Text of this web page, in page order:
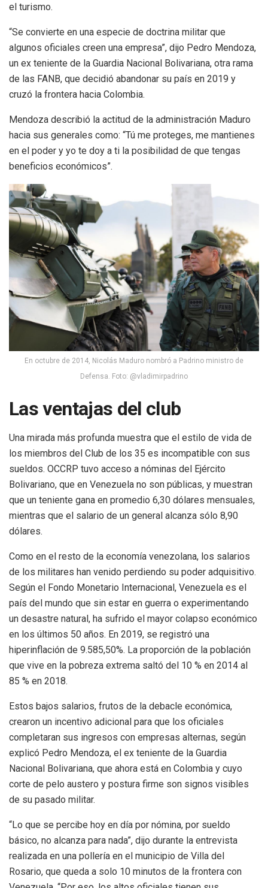
el turismo.
“Se convierte en una especie de doctrina militar que
algunos oficiales creen una empresa”, dijo Pedro Mendoza,
un ex teniente de la Guardia Nacional Bolivariana, otra rama
de las FANB, que decidió abandonar su país en 2019 y
cruzó la frontera hacia Colombia.
Mendoza describió la actitud de la administración Maduro
hacia sus generales como: “Tú me proteges, me mantienes
en el poder y yo te doy a ti la posibilidad de que tengas
beneficios económicos”.
En octubre de 2014, Nicolás Maduro nombró a Padrino ministro de
Defensa. Foto: @vladimirpadrino
Las ventajas del club
Una mirada más profunda muestra que el estilo de vida de
los miembros del Club de los 35 es incompatible con sus
sueldos. OCCRP tuvo acceso a nóminas del Ejército
Bolivariano, que en Venezuela no son públicas, y muestran
que un teniente gana en promedio 6,30 dólares mensuales,
mientras que el salario de un general alcanza sólo 8,90
dólares.
Como en el resto de la economía venezolana, los salarios
de los militares han venido perdiendo su poder adquisitivo.
Según el Fondo Monetario Internacional, Venezuela es el
país del mundo que sin estar en guerra o experimentando
un desastre natural, ha sufrido el mayor colapso económico
en los últimos 50 años. En 2019, se registró una
hiperinflación de 9.585,50%. La proporción de la población
que vive en la pobreza extrema saltó del 10 % en 2014 al
85 % en 2018.
Estos bajos salarios, frutos de la debacle económica,
crearon un incentivo adicional para que los oficiales
completaran sus ingresos con empresas alternas, según
explicó Pedro Mendoza, el ex teniente de la Guardia
Nacional Bolivariana, que ahora está en Colombia y cuyo
corte de pelo austero y postura firme son signos visibles
de su pasado militar.
“Lo que se percibe hoy en día por nómina, por sueldo
básico, no alcanza para nada”, dijo durante la entrevista
realizada en una pollería en el municipio de Villa del
Rosario, que queda a solo 10 minutos de la frontera con